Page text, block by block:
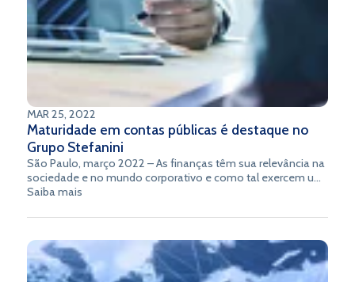
MAR 25, 2022
Maturidade em contas públicas é destaque no
Grupo Stefanini
São Paulo, março 2022 – As finanças têm sua relevância na
sociedade e no mundo corporativo e como tal exercem um
papel valioso. Estar atento às nuances deste mercado exige
dinâmica e com resultados para todos os envolvidos nesse
nascido no mercado financeiro, traz um conhecimento,
capacidade e experiências já construídos e respaldados por
empresas e instituições públicas que atuam nos mais
Saiba mais